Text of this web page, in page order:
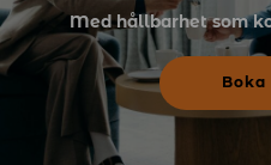
Med hållbarhet som
Boka